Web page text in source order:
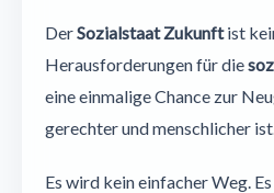
DerSozialstaat Zukunftist
Herausforderungen für die
eine einmalige Chance zur
gerechter und menschlicher
Es wird kein einfacher Weg.